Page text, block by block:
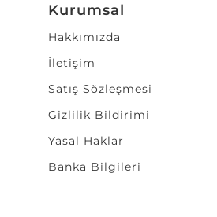
Kurumsal
Hakkımızda
İletişim
Satış Sözleşmesi
Gizlilik Bildirimi
Yasal Haklar
Banka Bilgileri